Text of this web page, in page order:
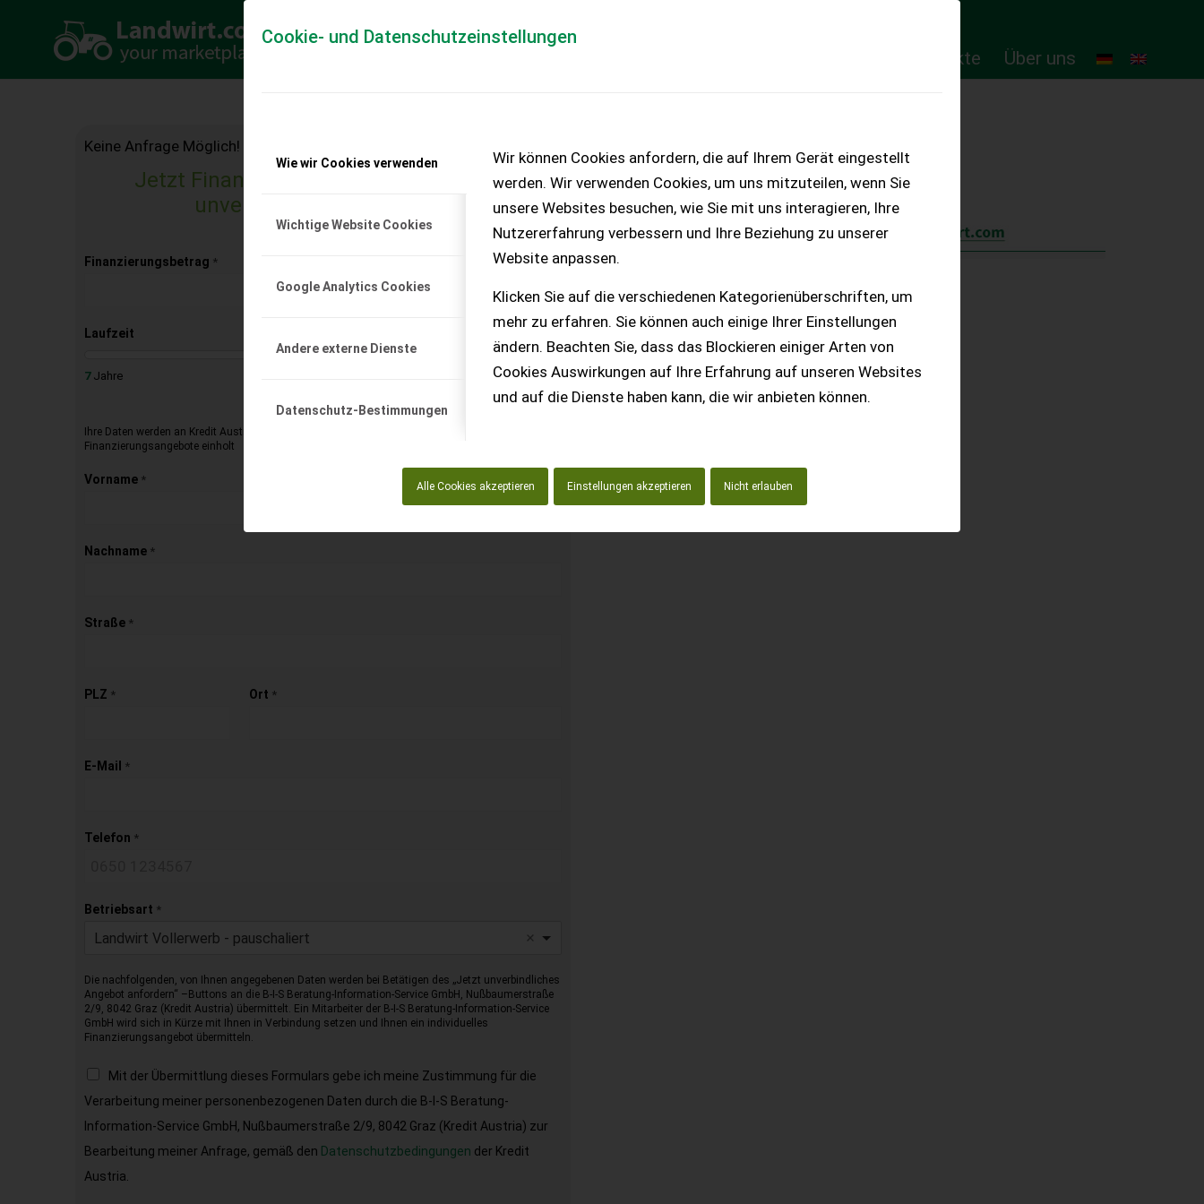
Cookie- und Datenschutzeinstellungen
Wie wir Cookies verwenden
Wichtige Website Cookies
Google Analytics Cookies
Andere externe Dienste
Datenschutz-Bestimmungen
Wir können Cookies anfordern, die auf Ihrem Gerät eingestellt
werden. Wir verwenden Cookies, um uns mitzuteilen, wenn Sie
unsere Websites besuchen, wie Sie mit uns interagieren, Ihre
Nutzererfahrung verbessern und Ihre Beziehung zu unserer
Website anpassen.
Klicken Sie auf die verschiedenen Kategorienüberschriften, um
mehr zu erfahren. Sie können auch einige Ihrer Einstellungen
ändern. Beachten Sie, dass das Blockieren einiger Arten von
Cookies Auswirkungen auf Ihre Erfahrung auf unseren Websites
und auf die Dienste haben kann, die wir anbieten können.
Alle Cookies akzeptieren Einstellungen akzeptieren Nicht erlauben
Online-Produkte Über uns
Keine Anfrage Möglich!
Jetzt Finanzierungsangebot anfordern
unverbindlich & kostenlos!
Finanzierungsbetrag *
Laufzeit
7Jahre
Ihre Daten werden an Kredit Austria übermittelt, die dann für Sie kostenlos unverbindliche
Finanzierungsangebote einholt
Vorname *
Nachname *
Straße *
PLZ * Ort *
E-Mail *
Telefon *
Betriebsart *
Landwirt Vollerwerb - pauschaliert
Die nachfolgenden, von Ihnen angegebenen Daten werden bei Betätigen des „Jetzt unverbindliches
Angebot anfordern“ –Buttons an die B-I-S Beratung-Information-Service GmbH, Nußbaumerstraße
2/9, 8042 Graz (Kredit Austria) übermittelt. Ein Mitarbeiter der B-I-S Beratung-Information-Service
GmbH wird sich in Kürze mit Ihnen in Verbindung setzen und Ihnen ein individuelles
Finanzierungsangebot übermitteln.
Mit der Übermittlung dieses Formulars gebe ich meine Zustimmung für die
Verarbeitung meiner personenbezogenen Daten durch die B-I-S Beratung-
Information-Service GmbH, Nußbaumerstraße 2/9, 8042 Graz (Kredit Austria) zur
Bearbeitung meiner Anfrage, gemäß den Datenschutzbedingungen der Kredit
Austria.